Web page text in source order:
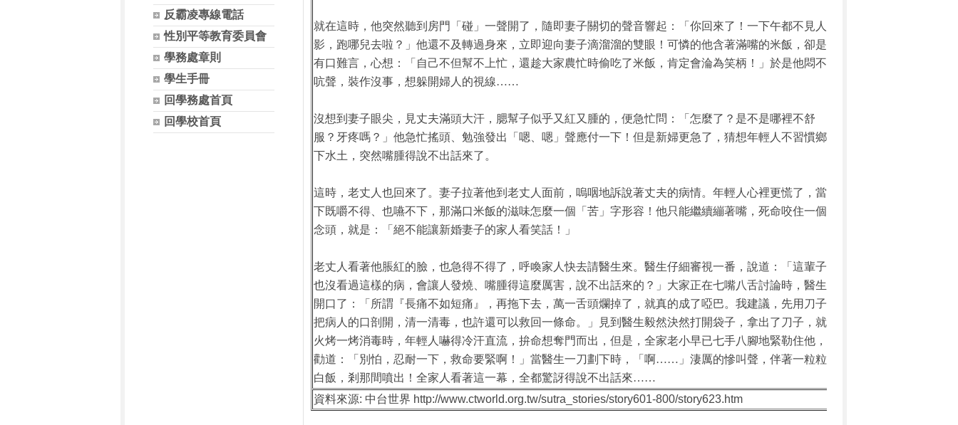
反霸凌專線電話
性別平等教育委員會
學務處章則
學生手冊
回學務處首頁
回學校首頁
就在這時，他突然聽到房門「碰」一聲開了，隨即妻子關切的聲音響起：「你回來了！一下午都不見人
影，跑哪兒去啦？」他還不及轉過身來，立即迎向妻子滴溜溜的雙眼！可憐的他含著滿嘴的米飯，卻是
有口難言，心想：「自己不但幫不上忙，還趁大家農忙時偷吃了米飯，肯定會淪為笑柄！」於是他悶不
吭聲，裝作沒事，想躲開婦人的視線……
沒想到妻子眼尖，見丈夫滿頭大汗，腮幫子似乎又紅又腫的，便急忙問：「怎麼了？是不是哪裡不舒
服？牙疼嗎？」他急忙搖頭、勉強發出「嗯、嗯」聲應付一下！但是新婦更急了，猜想年輕人不習慣鄉
下水土，突然嘴腫得說不出話來了。
這時，老丈人也回來了。妻子拉著他到老丈人面前，嗚咽地訴說著丈夫的病情。年輕人心裡更慌了，當
下既嚼不得、也嚥不下，那滿口米飯的滋味怎麼一個「苦」字形容！他只能繼續繃著嘴，死命咬住一個
念頭，就是：「絕不能讓新婚妻子的家人看笑話！」
老丈人看著他脹紅的臉，也急得不得了，呼喚家人快去請醫生來。醫生仔細審視一番，說道：「這輩子
也沒看過這樣的病，會讓人發燒、嘴腫得這麼厲害，說不出話來的？」大家正在七嘴八舌討論時，醫生
開口了：「所謂『長痛不如短痛』，再拖下去，萬一舌頭爛掉了，就真的成了啞巴。我建議，先用刀子
把病人的口剖開，清一清毒，也許還可以救回一條命。」見到醫生毅然決然打開袋子，拿出了刀子，就
火烤一烤消毒時，年輕人嚇得冷汗直流，拚命想奪門而出，但是，全家老小早已七手八腳地緊勒住他，
勸道：「別怕，忍耐一下，救命要緊啊！」當醫生一刀劃下時，「啊……」淒厲的慘叫聲，伴著一粒粒
白飯，剎那間噴出！全家人看著這一幕，全都驚訝得說不出話來……
資料來源: 中台世界 http://www.ctworld.org.tw/sutra_stories/story601-800/story623.htm